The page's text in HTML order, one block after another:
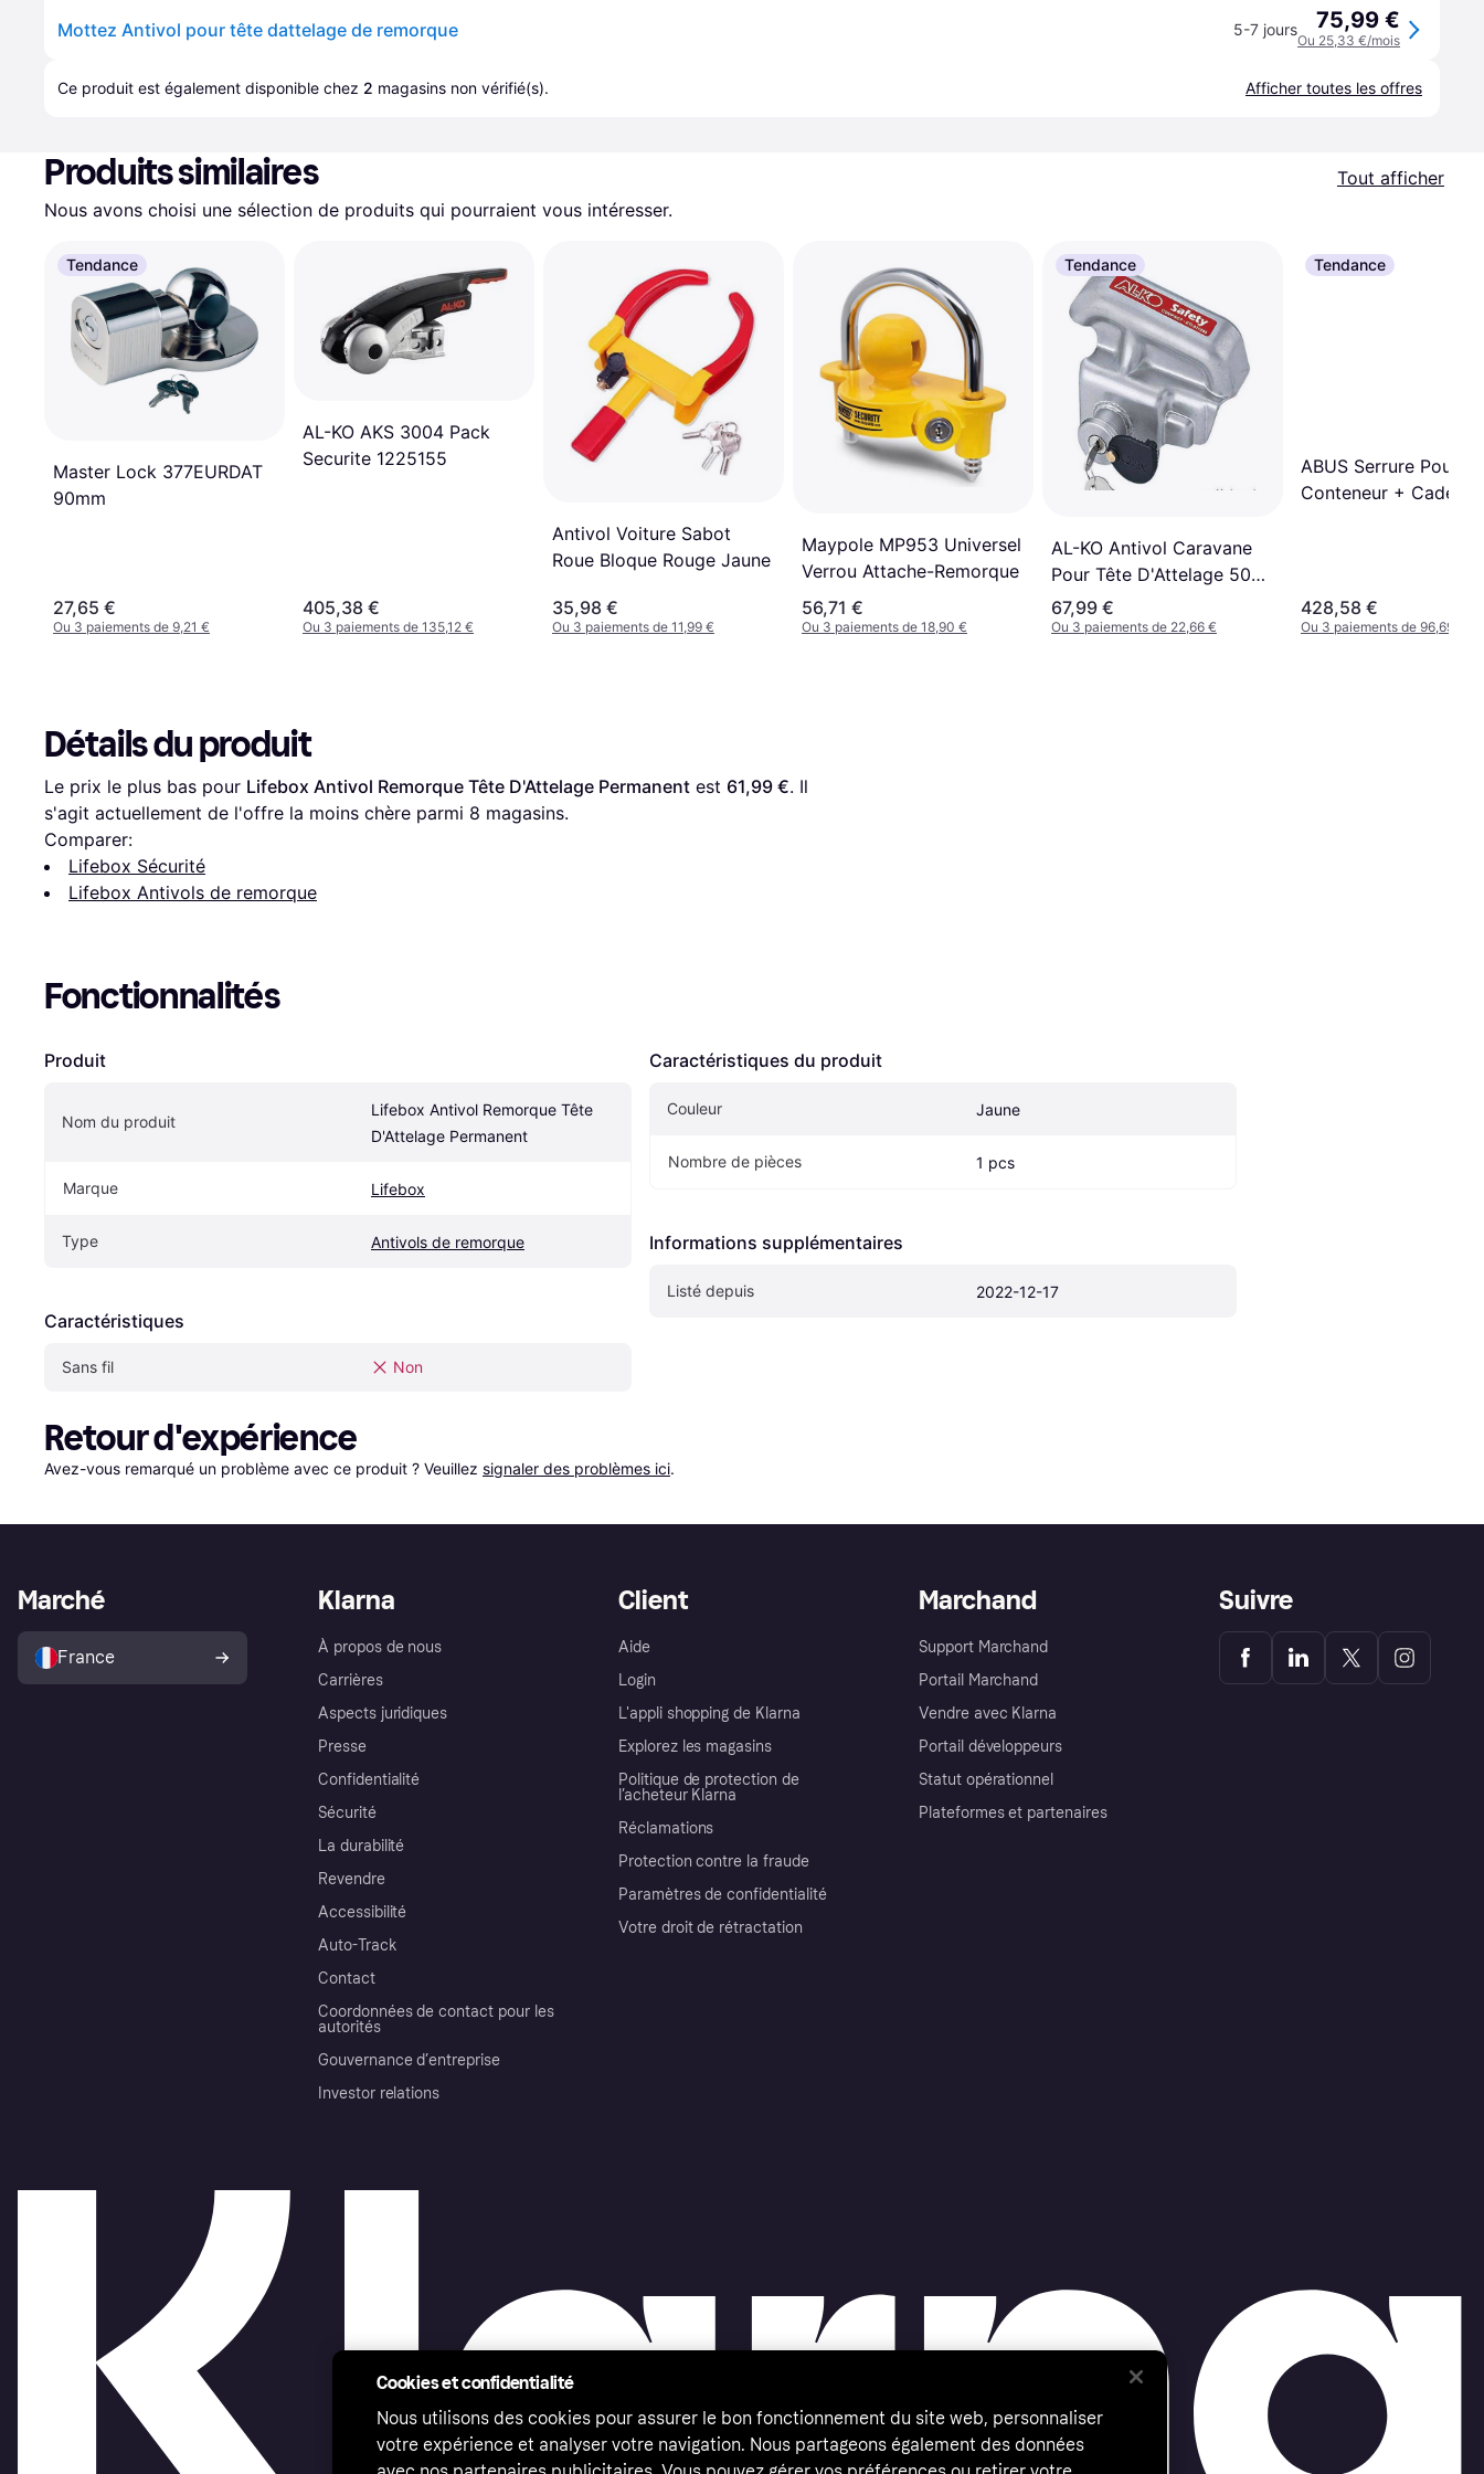
Mottez Antivol pour tête dattelage de remorque 5-7 jours 75,99 €
Ou 25,33 €/mois
Ce produit est également disponible chez 2 magasins non vérifié(s). Afficher toutes les offres
Produits similaires
Tout afficher
Nous avons choisi une sélection de produits qui pourraient vous intéresser.
Tendance
Master Lock 377EURDAT
90mm
27,65 €
Ou 3 paiements de 9,21 €
AL-KO AKS 3004 Pack
Securite 1225155
405,38 €
Ou 3 paiements de 135,12 €
Antivol Voiture Sabot
Roue Bloque Rouge Jaune
35,98 €
Ou 3 paiements de 11,99 €
Maypole MP953 Universel
Verrou Attache-Remorque
56,71 €
Ou 3 paiements de 18,90 €
Tendance
AL-KO Antivol Caravane
Pour Tête D'Attelage 50
mm
67,99 €
Ou 3 paiements de 22,66 €
Tendance
ABUS Serrure Pour
Conteneur + Cadenas
428,58 €
Ou 3 paiements de 96,69 €
Détails du produit
Le prix le plus bas pour Lifebox Antivol Remorque Tête D'Attelage Permanent est 61,99 €. Il
s'agit actuellement de l'offre la moins chère parmi 8 magasins.
Comparer:
Lifebox Sécurité
Lifebox Antivols de remorque
Fonctionnalités
Produit
Nom du produit
Lifebox Antivol Remorque Tête
D'Attelage Permanent
Marque Lifebox
Type Antivols de remorque
Caractéristiques
Sans fil Non
Caractéristiques du produit
Couleur Jaune
Nombre de pièces 1 pcs
Informations supplémentaires
Listé depuis 2022-12-17
Retour d'expérience
Avez-vous remarqué un problème avec ce produit ? Veuillez signaler des problèmes ici.
Klarna
À propos de nous
Carrières
Aspects juridiques
Presse
Confidentialité
Sécurité
La durabilité
Revendre
Accessibilité
Auto-Track
Contact
Coordonnées de contact pour les
autorités
Gouvernance d’entreprise
Investor relations
Client
Aide
Login
L'appli shopping de Klarna
Explorez les magasins
Politique de protection de
l’acheteur Klarna
Réclamations
Protection contre la fraude
Paramètres de confidentialité
Votre droit de rétractation
Marchand
Support Marchand
Portail Marchand
Vendre avec Klarna
Portail développeurs
Statut opérationnel
Plateformes et partenaires
Marché
France
Suivre
Cookies et confidentialité
Nous utilisons des cookies pour assurer le bon fonctionnement du site web, personnaliser
votre expérience et analyser votre navigation. Nous partageons également des données